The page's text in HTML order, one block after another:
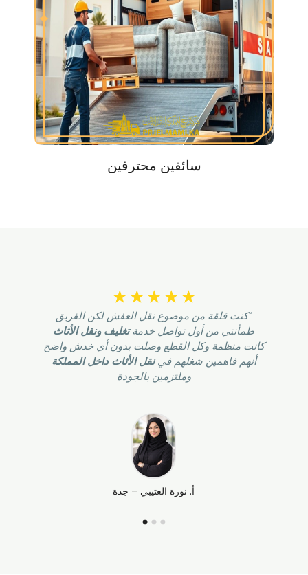
سائقين محترفين
أ. نورة العتيبي – جدة
☆
☆
☆
☆
☆
“كنت قلقة من موضوع نقل العفش لكن الفريق
طمأنني من أول تواصل خدمةتغليف ونقل الأثاث
كانت منظمة وكل القطع وصلت بدون أي خدش واضح
أنهم فاهمين شغلهم فينقل الأثاث داخل المملكة
وملتزمين بالجودة